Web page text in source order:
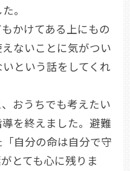
。
かけてある上にもの
ないことに気がつい
という話をしてくれ
おうちでも考えたい
を終えました。避難
自分の命は自分で守
とても心に残りま